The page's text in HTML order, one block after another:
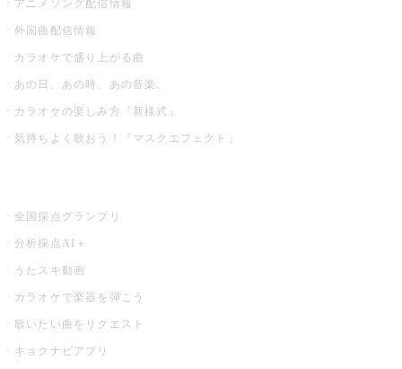
アニメソング配信情報
外国曲配信情報
カラオケで盛り上がる曲
あの日、あの時、あの音楽。
カラオケの楽しみ方『新様式』
気持ちよく歌おう！『マスクエフェクト』
全国採点グランプリ
分析採点AI＋
うたスキ動画
カラオケで楽器を弾こう
歌いたい曲をリクエスト
キョクナビアプリ